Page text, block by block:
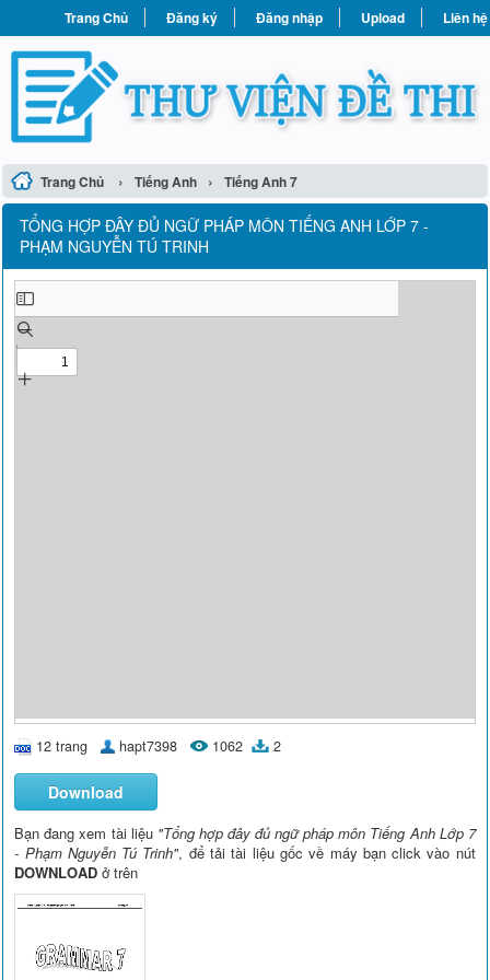
Trang Chủ Đăng ký Đăng nhập Upload Liên hệ
Trang Chủ › Tiếng Anh › Tiếng Anh 7
TỔNG HỢP ĐÂY ĐỦ NGỮ PHÁP MÔN TIẾNG ANH LỚP 7 -
PHẠM NGUYỄN TÚ TRINH
12 trang hapt7398 1062 2
Download
Bạn đang xem tài liệu "Tổng hợp đây đủ ngữ pháp môn Tiếng Anh Lớp 7
- Phạm Nguyễn Tú Trinh", để tải tài liệu gốc về máy bạn click vào nút
DOWNLOAD ở trên